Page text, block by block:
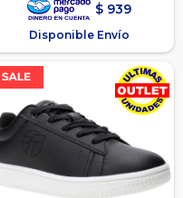
$ 939
Disponible Envío